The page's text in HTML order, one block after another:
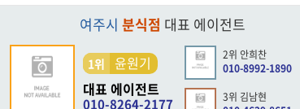
여주시 분식점 대표 에이전트
1위
윤원기
대표 에이전트
010-8264-2177
2위 안희찬
010-8992-1890
3위 김남현